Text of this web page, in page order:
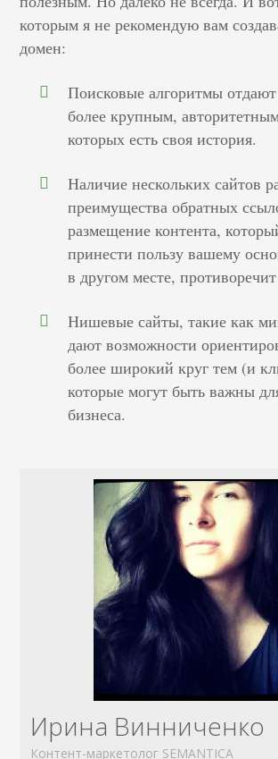
которым я не рекомендую вам
домен:
Поисковые алгоритмы
более крупным,
которых есть своя история.
Наличие нескольких сайтов
преимущества обратных
размещение контента,
принести пользу вашему
в другом месте,
Нишевые сайты, такие как
дают возможности
более широкий круг тем (и
которые могут быть важны
бизнеса.
Ирина Винниченко
Контент-маркетолог SEMANTICA